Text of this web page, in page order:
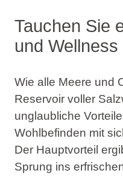
Tauchen Sie
und Wellness
Wie alle Meere und
Reservoir voller
unglaubliche
Wohlbefinden mit
Der Hauptvorteil
Sprung ins